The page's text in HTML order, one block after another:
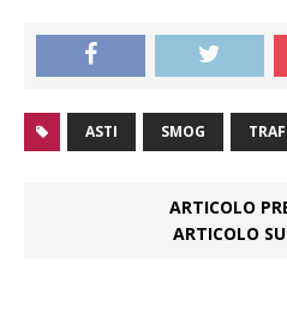
ASTI SMOG
ARTICOLO
ARTICOLO